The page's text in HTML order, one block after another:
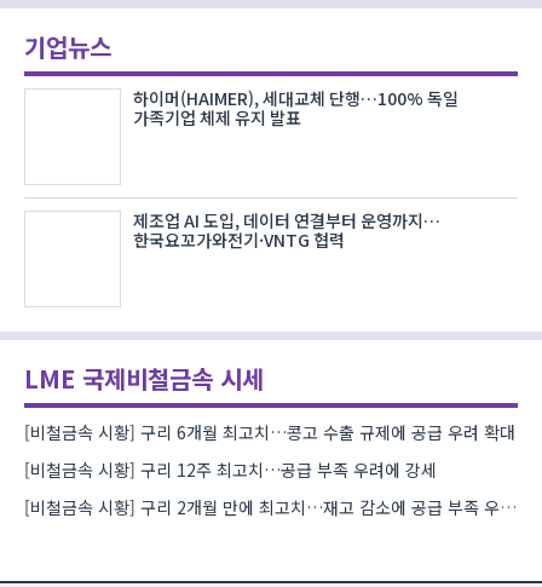
기업뉴스
하이머(HAIMER), 세대교체 단행…100% 독일
가족기업 체제 유지 발표
제조업 AI 도입, 데이터 연결부터 운영까지…
한국요꼬가와전기·VNTG 협력
LME 국제비철금속 시세
[비철금속 시황] 구리 6개월 최고치…콩고 수출 규제에 공급 우려 확대
[비철금속 시황] 구리 12주 최고치…공급 부족 우려에 강세
[비철금속 시황] 구리 2개월 만에 최고치…재고 감소에 공급 부족 우려 확대